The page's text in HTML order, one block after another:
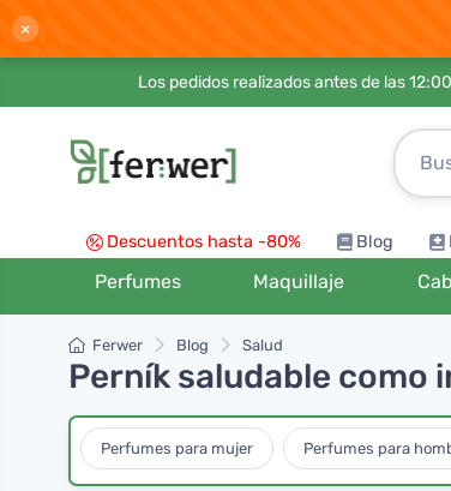
×
Los pedidos realizados antes de las
Descuentos hasta -80% Blog
Perfumes Maquillaje
Ferwer Blog Salud
Perník saludable como
Perfumes para mujer Perfumes para